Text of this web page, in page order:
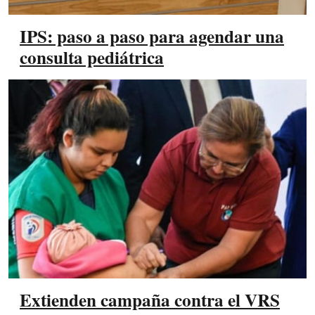
IPS: paso a paso para agendar una
consulta pediátrica
Extienden campaña contra el VRS